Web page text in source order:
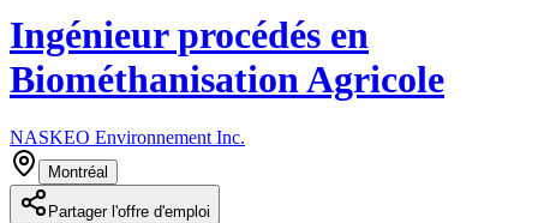
Ingénieur procédés en
Biométhanisation Agricole
NASKEO Environnement Inc.
Montréal
Partager l'offre d'emploi